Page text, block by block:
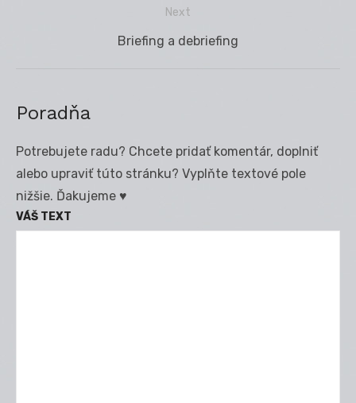
Next
Next
Briefing a debriefing
Poradňa
Potrebujete radu? Chcete pridať komentár, doplniť
alebo upraviť túto stránku? Vyplňte textové pole
nižšie. Ďakujeme ♥
VÁŠ TEXT